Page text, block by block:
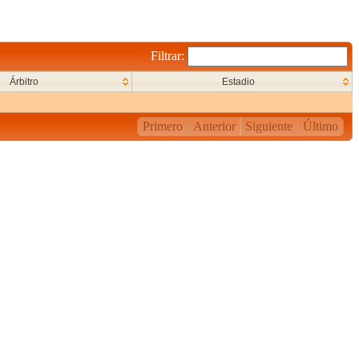
Filtrar:
Árbitro Estadio
Primero Anterior Siguiente Último